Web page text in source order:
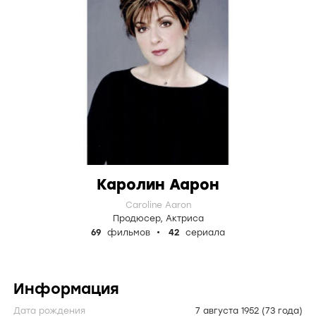
Каролин Аарон
Caroline Aaron
Продюсер, Актриса
69
фильмов 42 сериала
Информация
Дата рождения 7 августа 1952 (73 года)